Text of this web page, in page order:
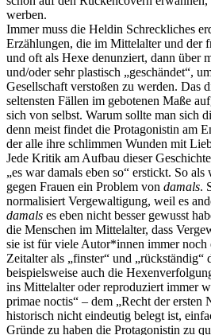
werben.
Immer muss die Heldin Schreckliches
Erzählungen, die im Mittelalter und der
und oft als Hexe denunziert, dann über
und/oder sehr plastisch „geschändet“,
Gesellschaft verstoßen zu werden. Das
seltensten Fällen im gebotenen Maße
sich von selbst. Warum sollte man sich
denn meist findet die Protagonistin am
der alle ihre schlimmen Wunden mit
Jede Kritik am Aufbau dieser
„es war damals eben so“ erstickt. So
gegen Frauen ein Problem von damals.
normalisiert Vergewaltigung, weil es
damals es eben nicht besser gewusst
die Menschen im Mittelalter, dass
sie ist für viele Autor*innen immer noch
Zeitalter als „finster“ und „rückständig“
beispielsweise auch die
ins Mittelalter oder reproduziert immer
primae noctis“ – dem „Recht der ersten
historisch nicht eindeutig belegt ist,
Gründe zu haben die Protagonistin zu